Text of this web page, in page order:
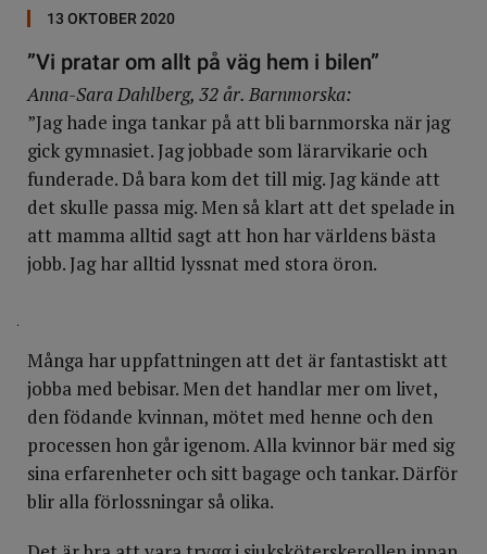
13 OKTOBER 2020
”Vi pratar om allt på väg hem i bilen”
Anna-Sara Dahlberg, 32 år. Barnmorska:
”Jag hade inga tankar på att bli barnmorska när jag
gick gymnasiet. Jag jobbade som lärarvikarie och
funderade. Då bara kom det till mig. Jag kände att
det skulle passa mig. Men så klart att det spelade in
att mamma alltid sagt att hon har världens bästa
jobb. Jag har alltid lyssnat med stora öron.
.
Många har uppfattningen att det är fantastiskt att
jobba med bebisar. Men det handlar mer om livet,
den födande kvinnan, mötet med henne och den
processen hon går igenom. Alla kvinnor bär med sig
sina erfarenheter och sitt bagage och tankar. Därför
blir alla förlossningar så olika.